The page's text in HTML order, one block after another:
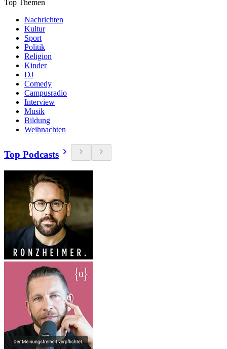
Top Themen
Nachrichten
Kultur
Sport
Politik
Religion
Kinder
DJ
Comedy
Campusradio
Interview
Musik
Bildung
Weihnachten
Top Podcasts